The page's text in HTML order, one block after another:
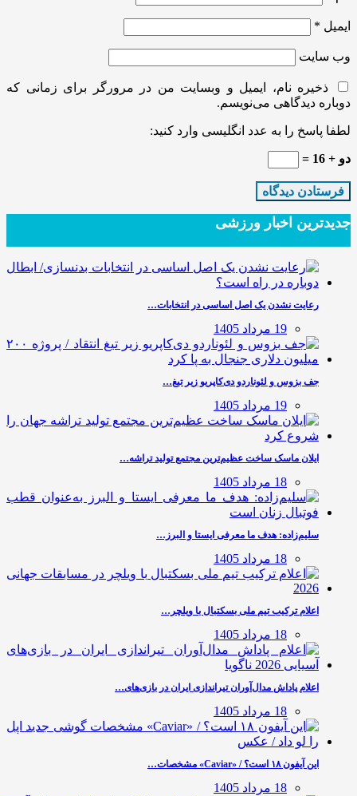
ایمیل *
وب‌ سایت
ذخیره نام، ایمیل و وبسایت من در مرورگر برای زمانی که
دوباره دیدگاهی می‌نویسم.
لطفا پاسخ را به عدد انگلیسی وارد کنید:
دو + 16 =
جدیدترین‌ اخبار ورزشی
رعایت نشدن یک اصل اساسی در انتخابات…
19 مرداد 1405
جف بزوس و لئوناردو دی‌کاپریو زیر تیغ…
19 مرداد 1405
ایلان ماسک ساخت عظیم‌ترین مجتمع تولید تراشه…
18 مرداد 1405
سلیم‌زاده: هدف‌ ما معرفی ایستا و البرز…
18 مرداد 1405
اعلام ترکیب تیم ملی بسکتبال با ویلچر…
18 مرداد 1405
اعلام پاداش مدال‌آوران تیراندازی ایران در بازی‌های…
18 مرداد 1405
این آیفون ۱۸ است؟ / «Caviar» مشخصات…
18 مرداد 1405